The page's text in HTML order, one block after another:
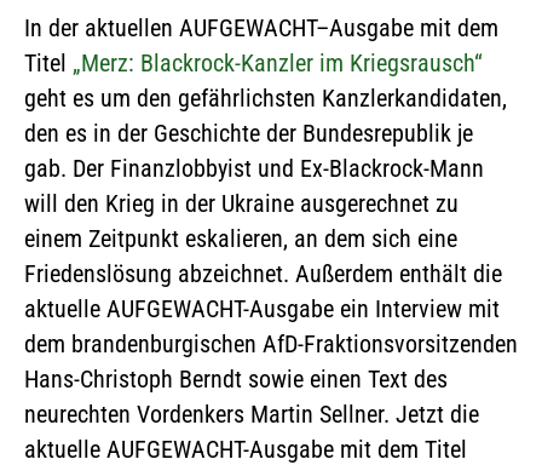
In der aktuellen AUFGEWACHT–Ausgabe mit dem
Titel „Merz: Blackrock-Kanzler im Kriegsrausch“
geht es um den gefährlichsten Kanzlerkandidaten,
den es in der Geschichte der Bundesrepublik je
gab. Der Finanzlobbyist und Ex-Blackrock-Mann
will den Krieg in der Ukraine ausgerechnet zu
einem Zeitpunkt eskalieren, an dem sich eine
Friedenslösung abzeichnet. Außerdem enthält die
aktuelle AUFGEWACHT-Ausgabe ein Interview mit
dem brandenburgischen AfD-Fraktionsvorsitzenden
Hans-Christoph Berndt sowie einen Text des
neurechten Vordenkers Martin Sellner. Jetzt die
aktuelle AUFGEWACHT-Ausgabe mit dem Titel